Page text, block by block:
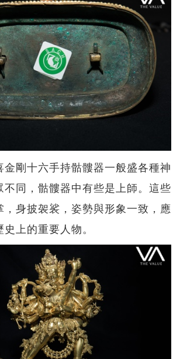
剛十六手持骷髏器一般盛各種神
不同，骷髏器中有些是上師。這些
，身披袈裟，姿勢與形象一致，應
上的重要人物。